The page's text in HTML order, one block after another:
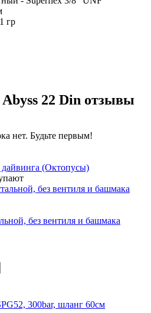
гр
22 Din отзывы
нет. Будьте первым!
дайвинга (Октопусы)
без вентиля и башмака